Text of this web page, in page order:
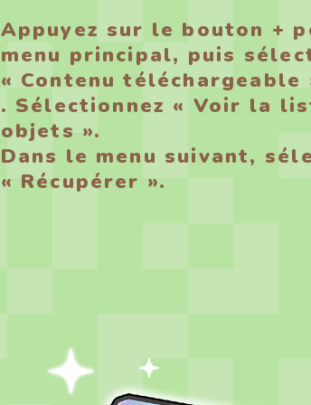
Appuyez sur le bouton +
menu principal, puis
« Contenu téléchargeable
. Sélectionnez « Voir la
objets ».
Dans le menu suivant,
« Récupérer ».